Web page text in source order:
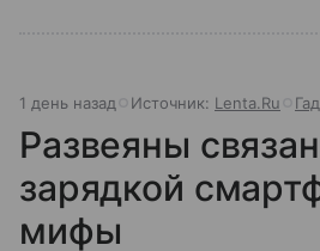
1 день назад Источник: Lenta.Ru
Развеяны
зарядкой
мифы